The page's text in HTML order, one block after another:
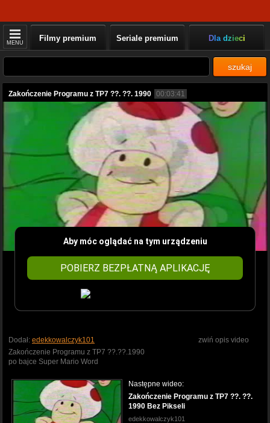
MENU Filmy premium Seriale premium Dla dzieci
szukaj
Zakończenie Programu z TP7 ??. ??. 1990 00:03:41
Aby móc oglądać na tym urządzeniu
POBIERZ BEZPŁATNĄ APLIKACJĘ
zwiń opis video
Dodał: edekkowalczyk101
Zakończenie Programu z TP7 ??.??.1990
po bajce Super Mario Word
Następne wideo:
Zakończenie Programu z TP7 ??. ??.
1990 Bez Pikseli
edekkowalczyk101